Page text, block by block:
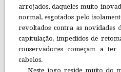
arrojados, daqueles muito
normal, esgotados pelo
revoltados contra as novidades
capitulação, impedidos de
conservadores começam a
cabelos.
Neste jogo reside muito do